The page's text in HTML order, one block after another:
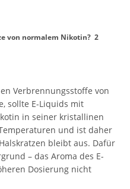
von normalem Nikotin? 2
Verbrennungsstoffe von
sollte E-Liquids mit
in seiner kristallinen
und ist daher
bleibt aus. Dafür
– das Aroma des E-
Dosierung nicht